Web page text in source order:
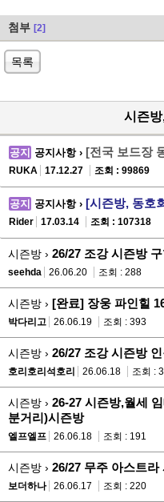
첨부 [2]
목록
시즌방
공지 공지사항 › [전국 보드장
RUKA
17.12.27 조회 : 99869
공지 공지사항 › [시즌방, 동호
Rider
17.03.14 조회 : 107318
시즌방 › 26/27 조강 시즌방
seehda 26.06.20 조회 : 288
시즌방 › [완료] 장웅 파인힐
박다리고 26.06.19 조회 : 393
시즌방 › 26/27 조강 시즌방
호리호리석호리 26.06.18 조회 :
시즌방 › 26-27 시즌방,월세
분거리)시즌방
엘프엘프 26.06.18 조회 : 191
시즌방 › 26/27 무주 아스트
보더하나 26.06.17 조회 : 220